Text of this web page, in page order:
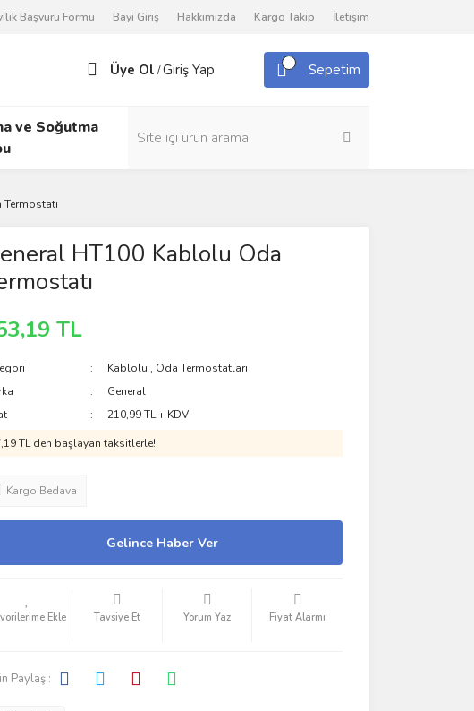
Başvuru Formu Bayi Giriş Hakkımızda Kargo Takip İletişim
Üye Ol /Giriş Yap Sepetim
ve Soğutma
HT100 Kablolu Oda
TL
Kablolu , Oda Termostatları
General
210,99 TL + KDV
TL den başlayan taksitlerle!
Kargo Bedava
Gelince Haber Ver
Tavsiye Et Yorum Yaz Fiyat Alarmı
Paylaş :